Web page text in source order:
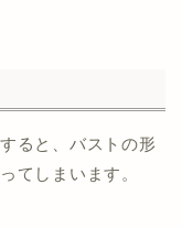
ると、バストの形
てしまいます。